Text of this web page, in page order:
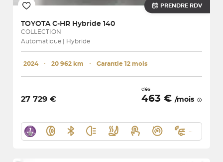
PRENDRE RDV
TOYOTA C-HR Hybride 140
COLLECTION
Automatique | Hybride
2024 ･ 20 962 km ･ Garantie 12 mois
27 729 €
dès
463 € /mois